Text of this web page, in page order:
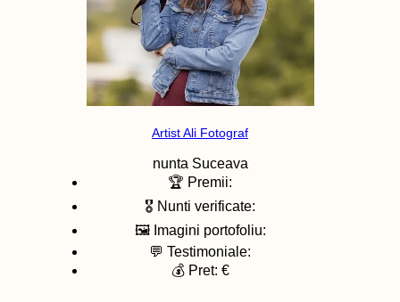
Artist Ali Fotograf
nunta Suceava
🏆 Premii:
🎖️ Nunti verificate:
🖼️ Imagini portofoliu:
💬 Testimoniale:
💰 Pret: €